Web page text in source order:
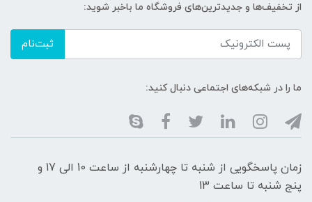
از تخفیف‌ها و جدیدترین‌های فروشگاه ما باخبر شوید:
ثبت‌نام
ما را در شبکه‌های اجتماعی دنبال کنید:
زمان پاسخگویی از شنبه تا چهارشنبه از ساعت 10 الی 17 و
پنج شنبه تا ساعت 13